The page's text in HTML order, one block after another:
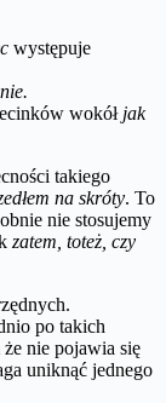
występuje
wokół jak
takiego
na skróty. To
nie stosujemy
zatem, toteż, czy
po takich
nie pojawia się
uniknąć jednego